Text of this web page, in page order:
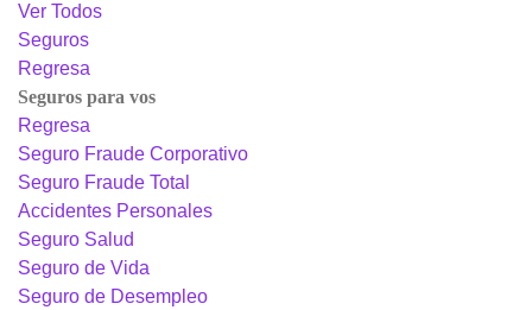
Ver Todos
Seguros
Regresa
Seguros para vos
Regresa
Seguro Fraude Corporativo
Seguro Fraude Total
Accidentes Personales
Seguro Salud
Seguro de Vida
Seguro de Desempleo